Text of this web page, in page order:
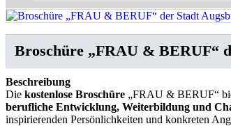
Broschüre „FRAU & BERUF“
Beschreibung
Die kostenlose Broschüre „FRAU & BERUF“
berufliche Entwicklung, Weiterbildung und
inspirierenden Persönlichkeiten und konkreten